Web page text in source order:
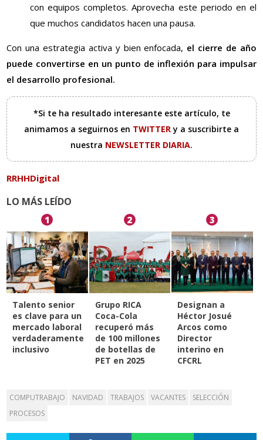
con equipos completos. Aprovecha este periodo en el
que muchos candidatos hacen una pausa.
Con una estrategia activa y bien enfocada, el cierre de año
puede convertirse en un punto de inflexión para impulsar
el desarrollo profesional.
*Si te ha resultado interesante este artículo, te
animamos a seguirnos en TWITTERy a suscribirte a
nuestra NEWSLETTER DIARIA.
RRHHDigital
LO MÁS LEÍDO
1
Talento senior
es clave para un
mercado laboral
verdaderamente
inclusivo
2
Grupo RICA
Coca-Cola
recuperó más
de 100 millones
de botellas de
PET en 2025
3
Designan a
Héctor Josué
Arcos como
Director
interino en
CFCRL
COMPUTRABAJO NAVIDAD TRABAJOS VACANTES
SELECCIÓN
PROCESOS